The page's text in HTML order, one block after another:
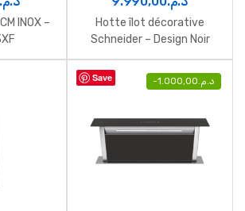
INOX –
Hotte îlot décorative
Schneider – Design Noir
Élégant et Performant
Save - د.م.1.000,00